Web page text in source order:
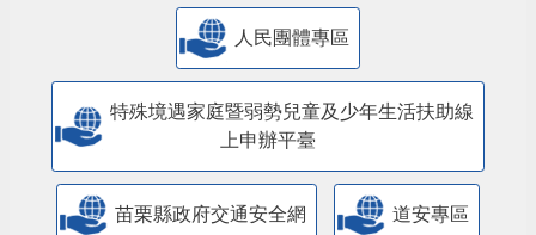
人民團體專區
特殊境遇家庭暨弱勢兒童及少年生活扶助線
上申辦平臺
苗栗縣政府交通安全網 道安專區